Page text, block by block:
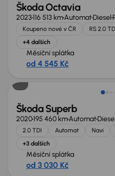
Škoda Octavia
2023116 513 kmAutomatDiesel
Koupeno nové v ČR RS 2.0
+4 dalších
Měsíční splátka
od 4 545 Kč
Možnost odpočtu DPH
Škoda Superb
2020195 460 kmAutomatDiesel
2.0 TDI Automat Navi
+3 dalších
Měsíční splátka
od 3 030 Kč
Zlevněno o 90 000 Kč